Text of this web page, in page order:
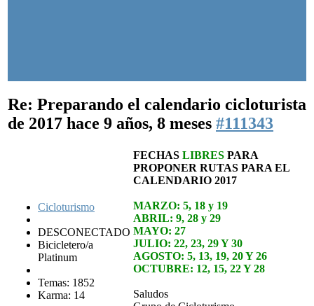
Re: Preparando el calendario cicloturista
de 2017 hace 9 años, 8 meses #111343
Cicloturismo
DESCONECTADO
Bicicletero/a
Platinum
Temas: 1852
Karma: 14
FECHAS LIBRES PARA
PROPONER RUTAS PARA EL
CALENDARIO 2017
MARZO: 5, 18 y 19
ABRIL: 9, 28 y 29
MAYO: 27
JULIO: 22, 23, 29 Y 30
AGOSTO: 5, 13, 19, 20 Y 26
OCTUBRE: 12, 15, 22 Y 28
Saludos